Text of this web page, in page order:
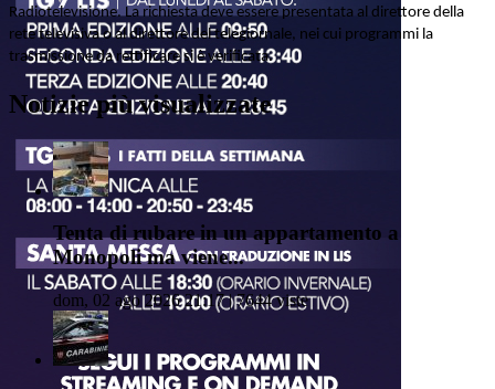
Radiotelevisione. La richiesta deve essere presentata al direttore della
rete televisiva o al direttore del telegiornale, nei cui programmi la
trasmissione da rettificare si è verificata.
Notizie più visualizzate
Tenta di rubare in un appartamento a
Monopoli ma viene...
dom, 02 ago 2026 21:17 | 7644 viste